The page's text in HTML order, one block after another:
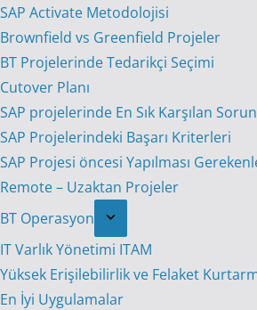
SAP Activate Metodolojisi
Brownfield vs Greenfield Projeler
BT Projelerinde Tedarikçi Seçimi
Cutover Planı
SAP projelerinde En Sık Karşılan
SAP Projelerindeki Başarı Kriterleri
SAP Projesi öncesi Yapılması
Remote – Uzaktan Projeler
BT Operasyon
IT Varlık Yönetimi ITAM
Yüksek Erişilebilirlik ve Felaket
En İyi Uygulamalar